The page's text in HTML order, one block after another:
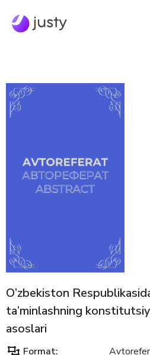
O’zbekiston
ta’minlashning
asoslari
Format: